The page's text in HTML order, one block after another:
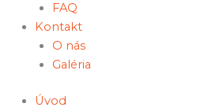
FAQ
Kontakt
O nás
Galéria
Úvod